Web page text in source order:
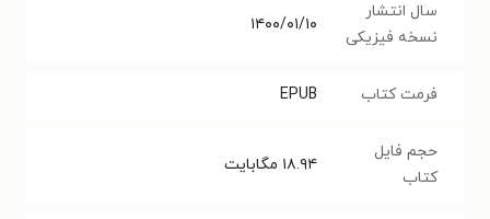
سال انتشار
نسخه فیزیکی
۱۴۰۰/۰۱/۱۰
فرمت کتاب EPUB
حجم فایل
کتاب
۱۸.۹۴ مگابایت